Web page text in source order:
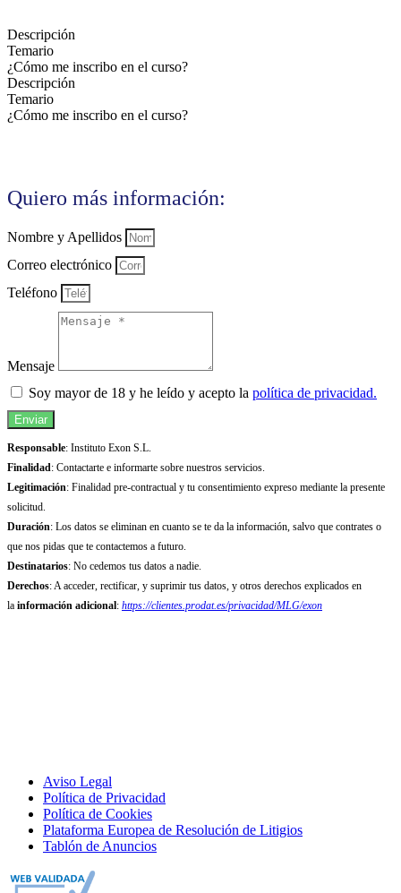
Descripción
Temario
¿Cómo me inscribo en el curso?
Descripción
Temario
¿Cómo me inscribo en el curso?
Quiero más información:
Nombre y Apellidos
Correo electrónico
Teléfono
Mensaje
Soy mayor de 18 y he leído y acepto la política de privacidad.
Enviar
Responsable: Instituto Exon S.L.
Finalidad: Contactarte e informarte sobre nuestros servicios.
Legitimación: Finalidad pre-contractual y tu consentimiento expreso mediante la presente
solicitud.
Duración: Los datos se eliminan en cuanto se te da la información, salvo que contrates o
que nos pidas que te contactemos a futuro.
Destinatarios: No cedemos tus datos a nadie.
Derechos: A acceder, rectificar, y suprimir tus datos, y otros derechos explicados en
la información adicional: https://clientes.prodat.es/privacidad/MLG/exon
Aviso Legal
Política de Privacidad
Política de Cookies
Plataforma Europea de Resolución de Litigios
Tablón de Anuncios